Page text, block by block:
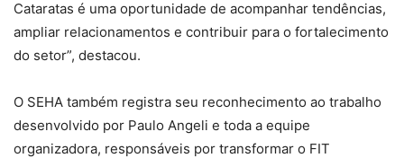
Cataratas é uma oportunidade de acompanhar tendências,
ampliar relacionamentos e contribuir para o fortalecimento
do setor”, destacou.
O SEHA também registra seu reconhecimento ao trabalho
desenvolvido por Paulo Angeli e toda a equipe
organizadora, responsáveis por transformar o FIT